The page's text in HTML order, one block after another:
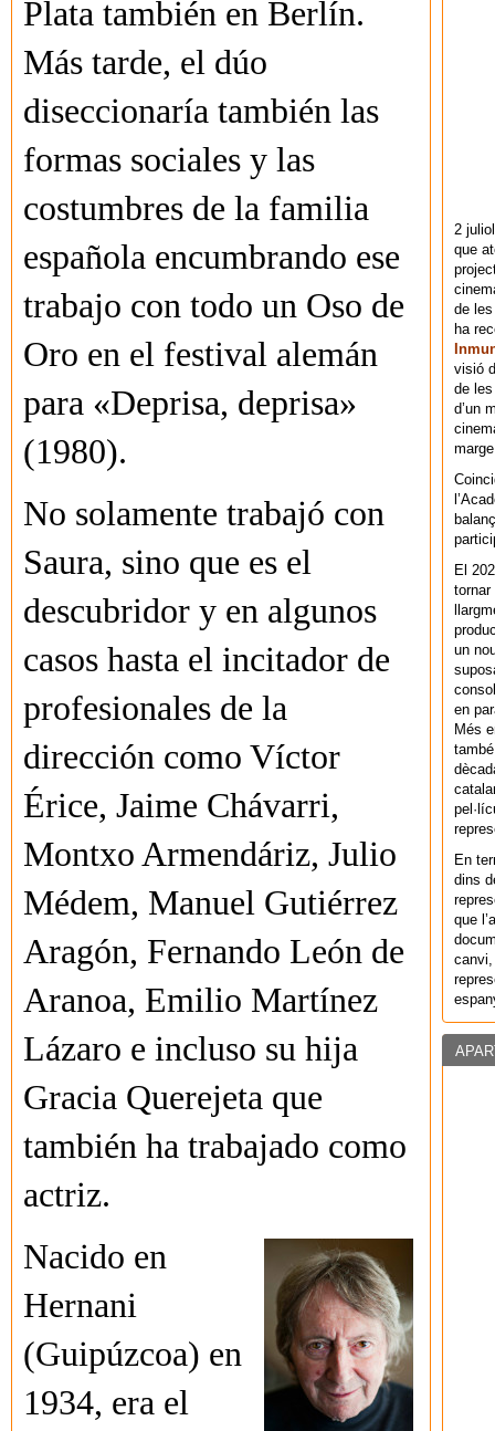
Plata también en Berlín.
Más tarde, el dúo
diseccionaría también las
formas sociales y las
costumbres de la familia
española encumbrando ese
trabajo con todo un Oso de
Oro en el festival alemán
para «Deprisa, deprisa»
(1980).
No solamente trabajó con
Saura, sino que es el
descubridor y en algunos
casos hasta el incitador de
profesionales de la
dirección como Víctor
Érice, Jaime Chávarri,
Montxo Armendáriz, Julio
Médem, Manuel Gutiérrez
Aragón, Fernando León de
Aranoa, Emilio Martínez
Lázaro e incluso su hija
Gracia Querejeta que
también ha trabajado como
actriz.
Nacido en
Hernani
(Guipúzcoa) en
1934, era el
2
que
de
ha
visió
de
d’un
El
un
en
Més
En
dins
que
canvi,